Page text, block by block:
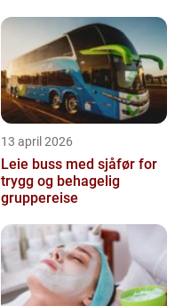
13 april 2026
Leie buss med sjåfør for
trygg og behagelig
gruppereise